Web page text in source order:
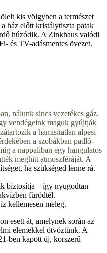
kis völgyben a természet
ház előtt kristálytiszta patak
húzódik. A Zinkhaus valódi
és TV-adásmentes övezet.
nálunk sincs vezetékes gáz.
vendégeink maguk gyújtják
a hamisítatlan alpesi
a szobákban padló-
a nappaliban egy hangulatos
meghitt atmoszféráját. A
ha szükséged lenne rá.
biztosítja – így nyugodtan
fürödtél.
kellemesen meleg.
esett át, amelynek során az
elemekkel ötvöztünk. A
ben kapott új, korszerű